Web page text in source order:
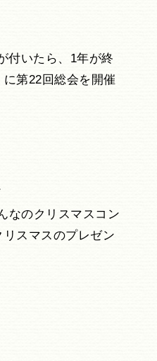
付いたら、1年が終
第22回総会を開催
なのクリスマスコン
スマスのプレゼン